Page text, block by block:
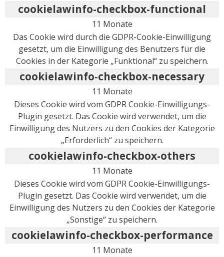
cookielawinfo-checkbox-functional
11 Monate
Das Cookie wird durch die GDPR-Cookie-Einwilligung
gesetzt, um die Einwilligung des Benutzers für die
Cookies in der Kategorie „Funktional“ zu speichern.
cookielawinfo-checkbox-necessary
11 Monate
Dieses Cookie wird vom GDPR Cookie-Einwilligungs-
Plugin gesetzt. Das Cookie wird verwendet, um die
Einwilligung des Nutzers zu den Cookies der Kategorie
„Erforderlich“ zu speichern.
cookielawinfo-checkbox-others
11 Monate
Dieses Cookie wird vom GDPR Cookie-Einwilligungs-
Plugin gesetzt. Das Cookie wird verwendet, um die
Einwilligung des Nutzers zu den Cookies der Kategorie
„Sonstige“ zu speichern.
cookielawinfo-checkbox-performance
11 Monate